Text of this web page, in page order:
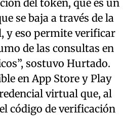
del token, que es un
se baja a través de la
y eso permite verificar
de las consultas en
sostuvo Hurtado.
en App Store y Play
virtual que, al
código de verificación